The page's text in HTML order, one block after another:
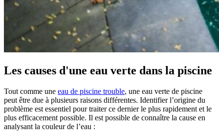
Les causes d'une eau verte dans la piscine
Tout comme une eau de piscine trouble, une eau verte de piscine
peut être due à plusieurs raisons différentes. Identifier l’origine du
problème est essentiel pour traiter ce dernier le plus rapidement et le
plus efficacement possible. Il est possible de connaître la cause en
analysant la couleur de l’eau :